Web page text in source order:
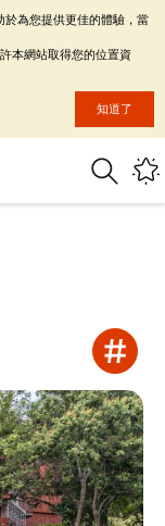
於為您提供更佳的體驗，當
本網站取得您的位置資
知道了